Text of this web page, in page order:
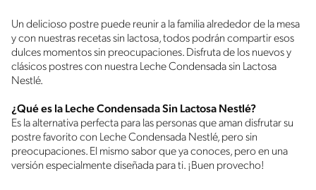
Un delicioso postre puede reunir a la familia alrededor de la mesa
y con nuestras recetas sin lactosa, todos podrán compartir esos
dulces momentos sin preocupaciones. Disfruta de los nuevos y
clásicos postres con nuestra Leche Condensada sin Lactosa
Nestlé.
¿Qué es la Leche Condensada Sin Lactosa Nestlé?
Es la alternativa perfecta para las personas que aman disfrutar su
postre favorito con Leche Condensada Nestlé, pero sin
preocupaciones. El mismo sabor que ya conoces, pero en una
versión especialmente diseñada para ti. ¡Buen provecho!